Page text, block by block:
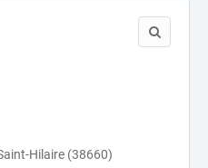
Hilaire (38660)